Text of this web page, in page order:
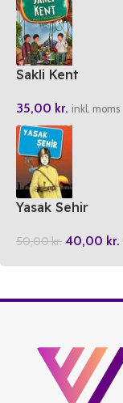
Sakli Kent
35,00 kr. inkl. moms
Yasak Sehir
50,00kr. 40,00 kr.